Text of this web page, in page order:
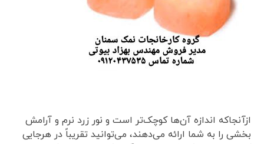
ازآنجاکه اندازه آن‌ها کوچک‌تر است و نور زرد نرم و آرامش
بخشی را به شما ارائه می‌دهند، می‌توانید تقریباً در هرجایی